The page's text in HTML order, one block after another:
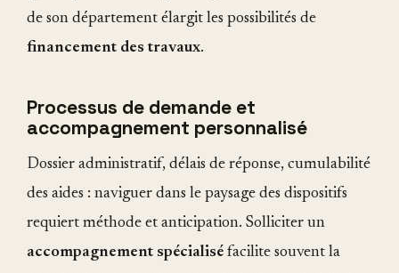
de son département élargit les possibilités de
financement des travaux.
Processus de demande et
accompagnement personnalisé
Dossier administratif, délais de réponse, cumulabilité
des aides : naviguer dans le paysage des dispositifs
requiert méthode et anticipation. Solliciter un
accompagnement spécialisé facilite souvent la